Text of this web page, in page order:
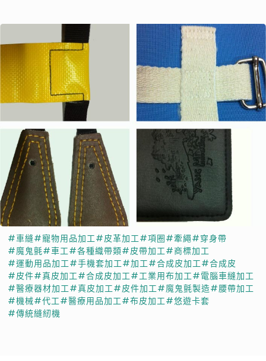
#車縫#寵物用品加工#皮革加工#項圈#牽繩#穿身帶
#魔鬼氈#車工#各種織帶類#皮帶加工#商標加工
#運動用品加工#手機套加工#加工#合成皮加工#合成皮
#皮件#真皮加工#合成皮加工#工業用布加工#電腦車縫加工
#醫療器材加工#真皮加工#皮件加工#魔鬼氈製造#腰帶加工
#機械#代工#醫療用品加工#布皮加工#悠遊卡套
#傳統縫紉機